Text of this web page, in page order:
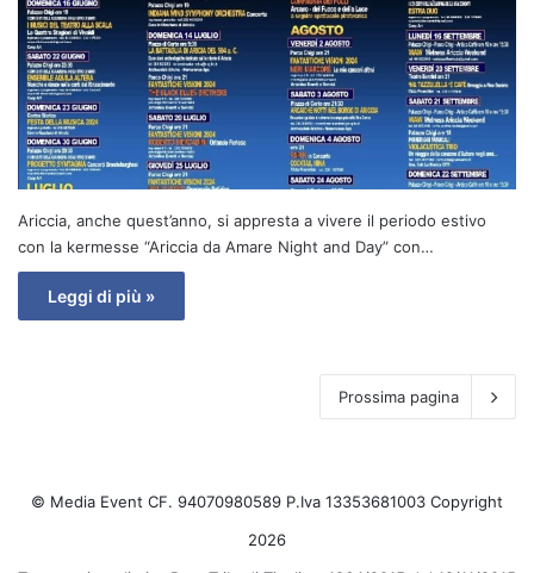
Ariccia, anche quest’anno, si appresta a vivere il periodo estivo
con la kermesse “Ariccia da Amare Night and Day” con…
Leggi di più »
Prossima pagina
© Media Event CF. 94070980589 P.Iva 13353681003 Copyright
2026